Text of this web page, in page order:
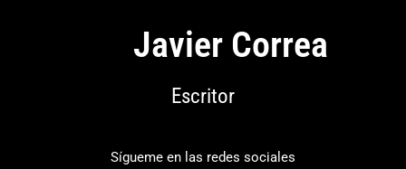
Javier Correa
Escritor
Sígueme en las redes sociales